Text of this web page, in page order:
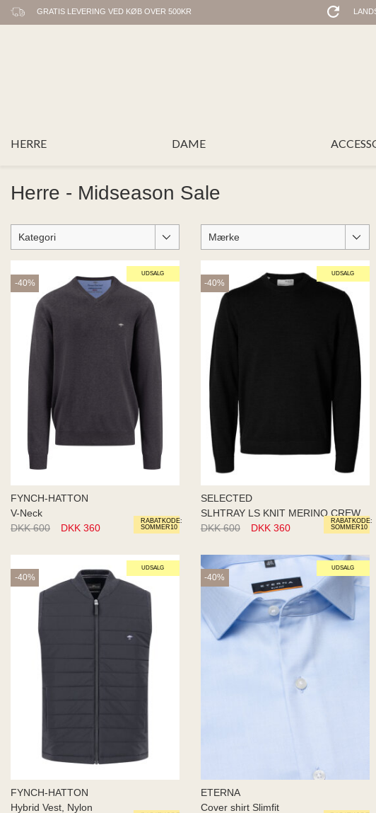
GRATIS LEVERING VED KØB OVER 500KR
HERRE DAME
Herre - Midseason Sale
Kategori Mærke
UDSALG
RABATKODE:
SOMMER10
-40%
FYNCH-HATTON
V-Neck
DKK 600
DKK 360
UDSALG
RABATKODE:
SOMMER10
-40%
SELECTED
SLHTRAY LS KNIT MERINO CREW
DKK 600
DKK 360
UDSALG
-40%
FYNCH-HATTON
Hybrid Vest, Nylon
UDSALG
-40%
ETERNA
Cover shirt Slimfit